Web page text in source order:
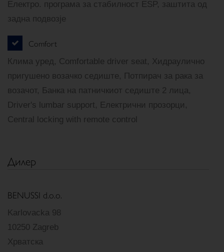
Електро. програма за стабилност ESP, заштита од
задна подвозје
Comfort
Клима уред, Comfortable driver seat, Хидраулично
пригушено возачко седиште, Потпирач за рака за
возачот, Банка на патничкиот седиште 2 лица,
Driver's lumbar support, Електрични прозорци,
Central locking with remote control
Дилер
BENUSSI d.o.o.
Karlovacka 98
10250 Zagreb
Хрватска